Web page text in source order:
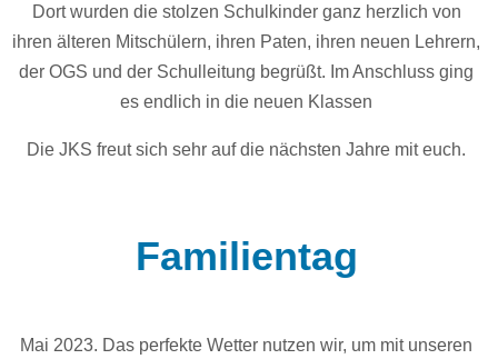
Dort wurden die stolzen Schulkinder ganz herzlich von
ihren älteren Mitschülern, ihren Paten, ihren neuen Lehrern,
der OGS und der Schulleitung begrüßt. Im Anschluss ging
es endlich in die neuen Klassen
Die JKS freut sich sehr auf die nächsten Jahre mit euch.
Familientag
Mai 2023. Das perfekte Wetter nutzen wir, um mit unseren